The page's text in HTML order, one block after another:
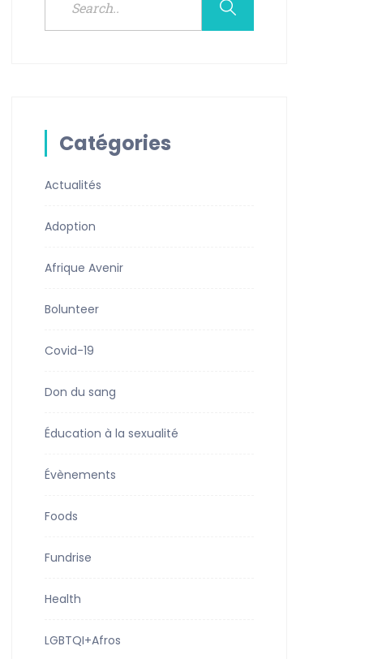
Catégories
Actualités
Adoption
Afrique Avenir
Bolunteer
Covid-19
Don du sang
Éducation à la sexualité
Évènements
Foods
Fundrise
Health
LGBTQI+Afros